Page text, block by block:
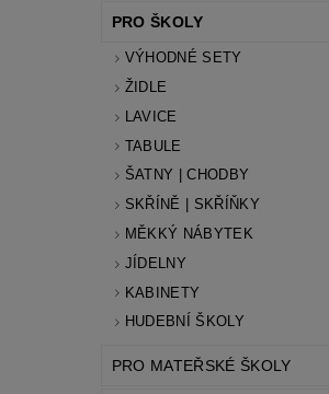
PRO ŠKOLY
VÝHODNÉ SETY
ŽIDLE
LAVICE
TABULE
ŠATNY | CHODBY
SKŘÍNĚ | SKŘÍŇKY
MĚKKÝ NÁBYTEK
JÍDELNY
KABINETY
HUDEBNÍ ŠKOLY
PRO MATEŘSKÉ ŠKOLY